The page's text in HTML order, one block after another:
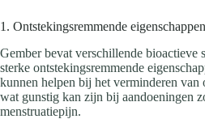
1. Ontstekingsremmende eigenschappen
Gember bevat verschillende bioactieve
sterke ontstekingsremmende
kunnen helpen bij het verminderen van
wat gunstig kan zijn bij aandoeningen
menstruatiepijn.